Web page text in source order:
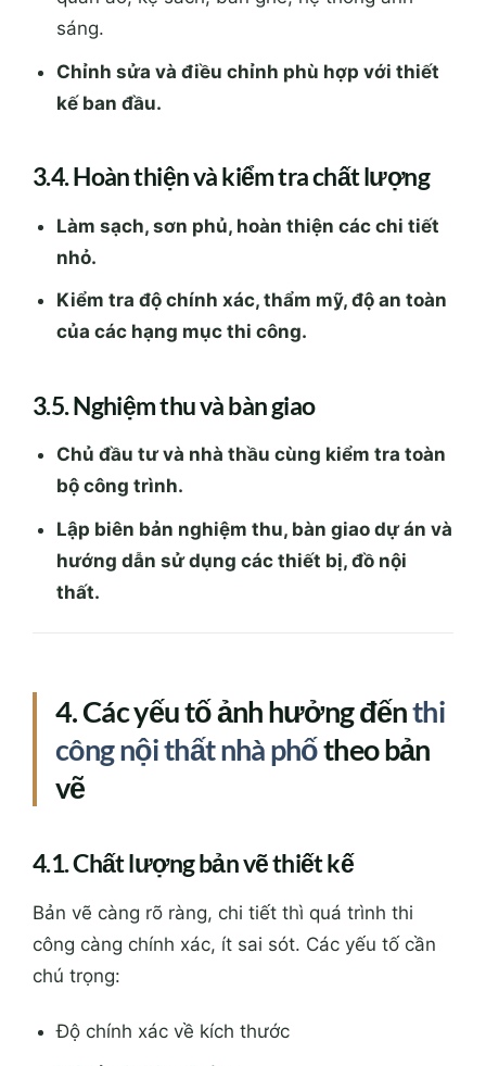
3.4. Hoàn thiện và kiểm tra chất lượng
Làm sạch, sơn phủ, hoàn thiện các chi tiết
nhỏ.
của các hạng mục thi công.
3.5. Nghiệm thu và bàn giao
Chủ đầu tư và nhà thầu cùng kiểm tra toàn
bộ công trình.
hướng dẫn sử dụng các thiết bị, đồ nội
thất.
4. Các yếu tố ảnh hưởng đến
công nội thất nhà phố
4.1. Chất lượng bản vẽ thiết kế
Bản vẽ càng rõ ràng, chi tiết thì quá trình thi
công càng chính xác, ít sai sót. Các yếu tố cần
Mô tả vật liệu rõ ràng
Màu sắc, phong cách thiết kế phù hợp
4.2. Đội ngũ thi công chuyên nghiệp